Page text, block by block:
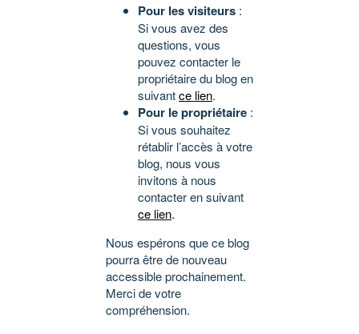
Pour les visiteurs :
Si vous avez des
questions, vous
pouvez contacter le
propriétaire du blog en
suivantce lien.
Pour le propriétaire :
Si vous souhaitez
rétablir l’accès à votre
blog, nous vous
invitons à nous
contacter en suivant
ce lien.
Nous espérons que ce blog
pourra être de nouveau
accessible prochainement.
Merci de votre
compréhension.